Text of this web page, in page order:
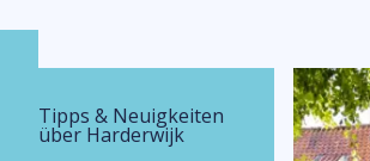
Tipps & Neuigkeiten
über Harderwijk